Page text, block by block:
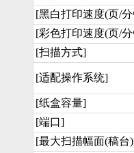
[黑白打印速度(页/分
[彩色打印速度(页/分
[扫描方式]
[适配操作系统]
[纸盒容量]
[端口]
[最大扫描幅面(稿台